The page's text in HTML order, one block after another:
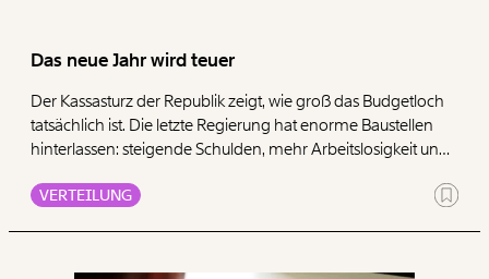
Arbeitslosenrechner
Befristungs-Monitor
Über uns
Team
Das neue Jahr wird teuer
Der Kassasturz der Republik zeigt, wie groß das Budgetloch
tatsächlich ist. Die letzte Regierung hat enorme Baustellen
hinterlassen: steigende Schulden, mehr Arbeitslosigkeit und
zur Sanierung treffen vor allem jene, die ohnehin weniger
VERTEILUNG